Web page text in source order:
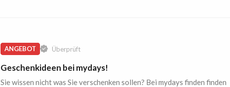
ANGEBOT Überprüft
Geschenkideen bei mydays!
Sie wissen nicht was Sie verschenken sollen? Bei mydays finden finden